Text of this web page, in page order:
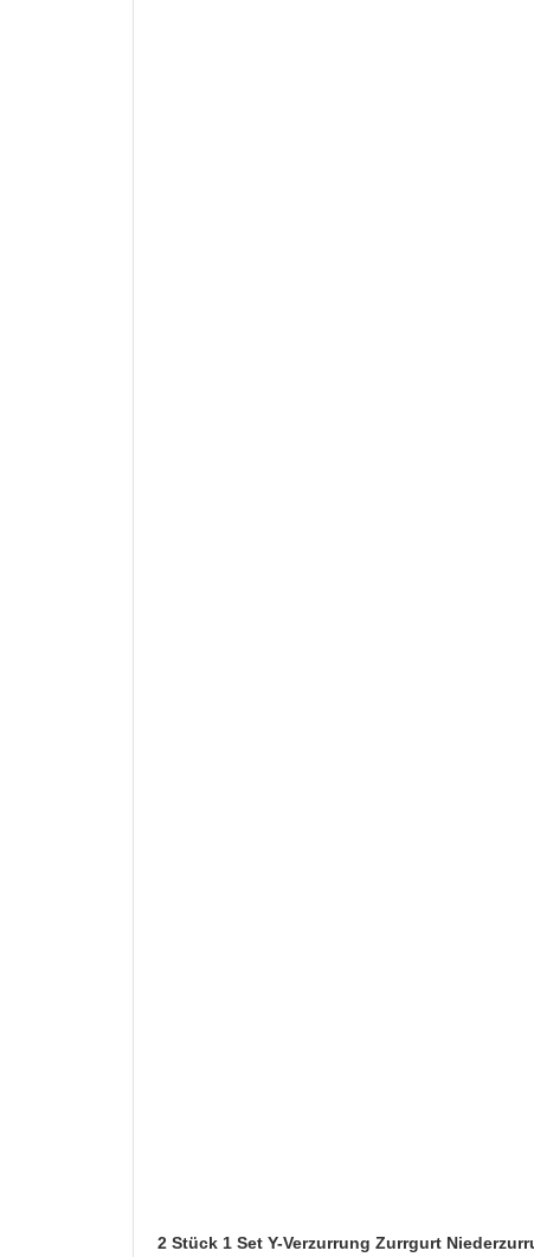
2 Stück 1 Set Y-Verzurrung Zurrgurt